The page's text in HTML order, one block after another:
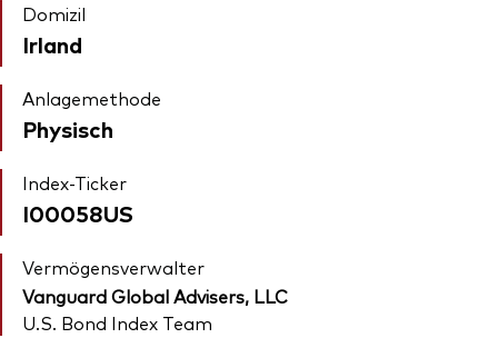
Domizil
Irland
Anlagemethode
Physisch
Index-Ticker
I00058US
Vermögensverwalter
Vanguard Global Advisers, LLC
U.S. Bond Index Team